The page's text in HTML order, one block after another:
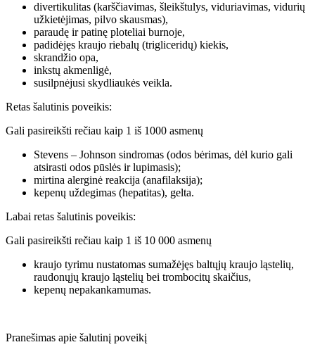
divertikulitas (karščiavimas, šleikštulys, viduriavimas, vidurių
užkietėjimas, pilvo skausmas),
paraudę ir patinę ploteliai burnoje,
padidėjęs kraujo riebalų (trigliceridų) kiekis,
skrandžio opa,
inkstų akmenligė,
susilpnėjusi skydliaukės veikla.
Retas šalutinis poveikis:
Gali pasireikšti rečiau kaip 1 iš 1000 asmenų
Stevens – Johnson sindromas (odos bėrimas, dėl kurio gali
atsirasti odos pūslės ir lupimasis);
mirtina alerginė reakcija (anafilaksija);
kepenų uždegimas (hepatitas), gelta.
Labai retas šalutinis poveikis:
Gali pasireikšti rečiau kaip 1 iš 10 000 asmenų
kraujo tyrimu nustatomas sumažėjęs baltųjų kraujo ląstelių,
raudonųjų kraujo ląstelių bei trombocitų skaičius,
kepenų nepakankamumas.
Pranešimas apie šalutinį poveikį